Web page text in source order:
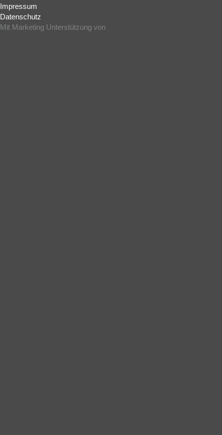
Impressum
Datenschutz
Mit Marketing Unterstützung von